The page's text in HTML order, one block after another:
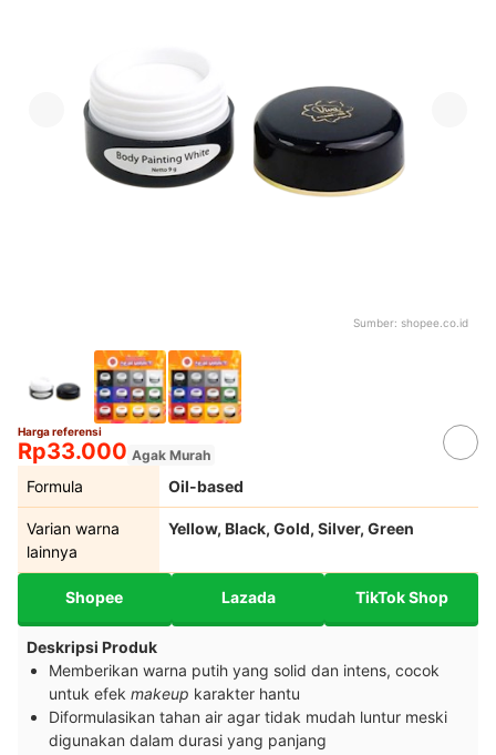
Sumber: shopee.co.id
Harga referensi
Rp33.000 Agak Murah
Formula Oil-based
Varian warna
lainnya
Yellow, Black, Gold, Silver, Green
Shopee Lazada TikTok Shop
Deskripsi Produk
Memberikan warna putih yang solid dan intens, cocok
untuk efek makeup karakter hantu
Diformulasikan tahan air agar tidak mudah luntur meski
digunakan dalam durasi yang panjang